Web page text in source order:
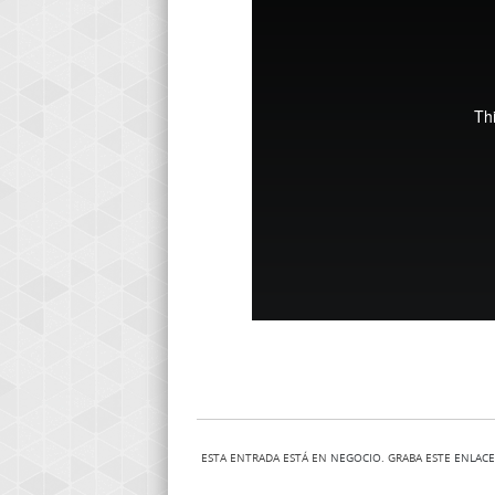
ESTA ENTRADA ESTÁ EN NEGOCIO. GRABA ESTE ENLACE